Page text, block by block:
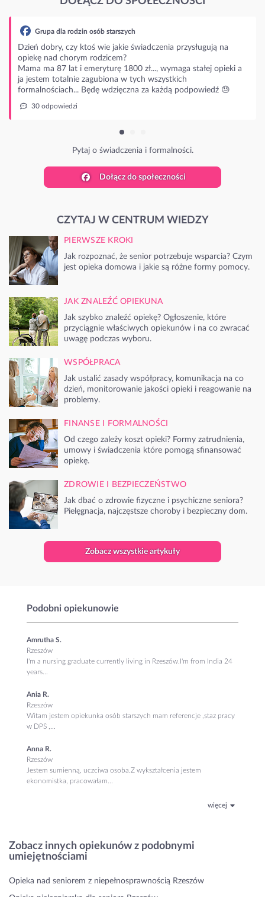
na
opieki a
😓
Dołącz do społeczności
CZYTAJ W CENTRUM WIEDZY
PIERWSZE KROKI
Jak rozpoznać, że senior potrzebuje wsparcia? Czym
jest opieka domowa i jakie są różne formy pomocy.
JAK ZNALEŹĆ OPIEKUNA
Jak szybko znaleźć opiekę? Ogłoszenie, które
przyciągnie właściwych opiekunów i na co zwracać
uwagę podczas wyboru.
WSPÓŁPRACA
Jak ustalić zasady współpracy, komunikacja na co
dzień, monitorowanie jakości opieki i reagowanie na
problemy.
FINANSE I FORMALNOŚCI
Od czego zależy koszt opieki? Formy zatrudnienia,
umowy i świadczenia które pomogą sfinansować
opiekę.
ZDROWIE I BEZPIECZEŃSTWO
Jak dbać o zdrowie fizyczne i psychiczne seniora?
Pielęgnacja, najczęstsze choroby i bezpieczny dom.
Zobacz wszystkie artykuły
Podobni opiekunowie
Amrutha S.
Rzeszów
I'm a nursing graduate currently living in Rzeszów.I'm from India 24
years...
Ania R.
Rzeszów
Witam jestem opiekunka osób starszych mam referencje ,staz pracy
w DPS ,...
Anna R.
Rzeszów
Jestem sumienną, uczciwa osoba.Z wykształcenia jestem
ekonomistka, pracowałam...
więcej
Zobacz innych opiekunów z podobnymi
umiejętnościami
Opieka nad seniorem z niepełnosprawnością Rzeszów